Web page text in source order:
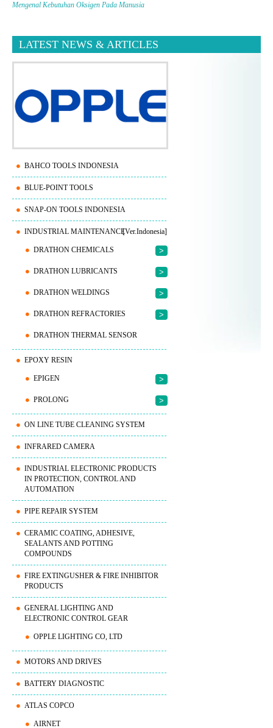
Mengenal Kebutuhan Oksigen Pada Manusia
LATEST NEWS & ARTICLES
BAHCO TOOLS INDONESIA
BLUE-POINT TOOLS
SNAP-ON TOOLS INDONESIA
INDUSTRIAL MAINTENANCE[Ver.Indonesia]
DRATHON CHEMICALS >
DRATHON LUBRICANTS >
DRATHON WELDINGS >
DRATHON REFRACTORIES >
DRATHON THERMAL SENSOR
EPOXY RESIN
EPIGEN >
PROLONG >
ON LINE TUBE CLEANING SYSTEM
INFRARED CAMERA
INDUSTRIAL ELECTRONIC PRODUCTS
IN PROTECTION, CONTROL AND
AUTOMATION
PIPE REPAIR SYSTEM
CERAMIC COATING, ADHESIVE,
SEALANTS AND POTTING
COMPOUNDS
FIRE EXTINGUSHER & FIRE INHIBITOR
PRODUCTS
GENERAL LIGHTING AND
ELECTRONIC CONTROL GEAR
OPPLE LIGHTING CO, LTD
MOTORS AND DRIVES
BATTERY DIAGNOSTIC
ATLAS COPCO
AIRNET